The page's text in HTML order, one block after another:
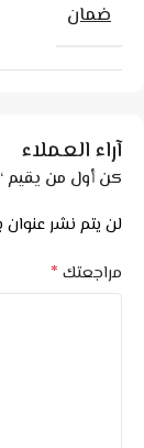
ضمان
آراء العملاء
كن أول من يقيم “مكيف
لن يتم نشر عنوان
مراجعتك *